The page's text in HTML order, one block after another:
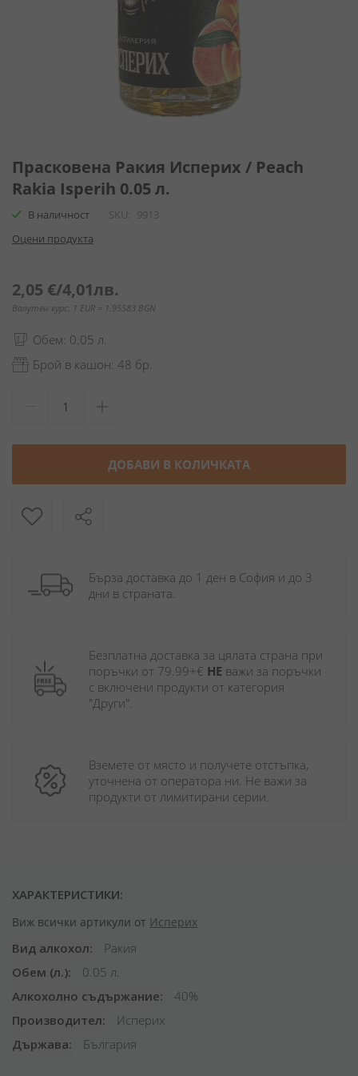
към
началото
на
галерия
снимки
Прасковена Ракия Исперих / Peach
Rakia Isperih 0.05 л.
В наличност SKU
9913
Оцени продукта
2,05 €/4,01лв.
Валутен курс: 1 EUR = 1.95583 BGN
Обем: 0.05 л.
Брой в кашон: 48 бр.
ДОБАВИ В КОЛИЧКАТА
Бърза доставка до 1 ден в София и до 3
дни в страната.
Безплатна доставка за цялата страна при
поръчки от 79.99+€ НЕ важи за поръчки
с включени продукти от категория
"Други".
Вземете от място и получете отстъпка,
уточнена от оператора ни. Не важи за
продукти от лимитирани серии.
ХАРАКТЕРИСТИКИ:
Виж всички артикули от Исперих
Вид алкохол
Ракия
Обем (л.)
0.05 л.
Алкохолно съдържание
40%
Производител
Исперих
Държава
България